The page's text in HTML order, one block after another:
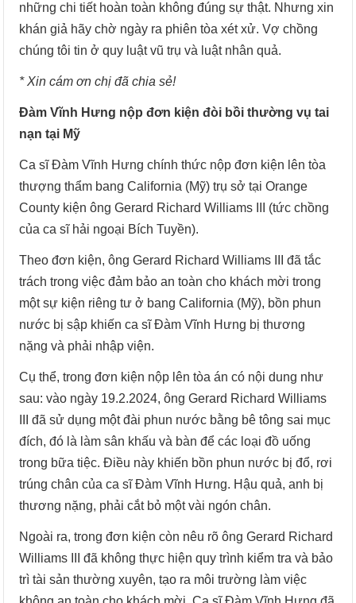
những chi tiết hoàn toàn không đúng sự thật. Nhưng xin
khán giả hãy chờ ngày ra phiên tòa xét xử. Vợ chồng
chúng tôi tin ở quy luật vũ trụ và luật nhân quả.
* Xin cám ơn chị đã chia sẻ!
Đàm Vĩnh Hưng nộp đơn kiện đòi bồi thường vụ tai
nạn tại Mỹ
Ca sĩ Đàm Vĩnh Hưng chính thức nộp đơn kiện lên tòa
thượng thẩm bang California (Mỹ) trụ sở tại Orange
County kiện ông Gerard Richard Williams III (tức chồng
của ca sĩ hải ngoại Bích Tuyền).
Theo đơn kiện, ông Gerard Richard Williams III đã tắc
trách trong việc đảm bảo an toàn cho khách mời trong
một sự kiện riêng tư ở bang California (Mỹ), bồn phun
nước bị sập khiến ca sĩ Đàm Vĩnh Hưng bị thương
nặng và phải nhập viện.
Cụ thể, trong đơn kiện nộp lên tòa án có nội dung như
sau: vào ngày 19.2.2024, ông Gerard Richard Williams
III đã sử dụng một đài phun nước bằng bê tông sai mục
đích, đó là làm sân khấu và bàn để các loại đồ uống
trong bữa tiệc. Điều này khiến bồn phun nước bị đổ, rơi
trúng chân của ca sĩ Đàm Vĩnh Hưng. Hậu quả, anh bị
thương nặng, phải cắt bỏ một vài ngón chân.
Ngoài ra, trong đơn kiện còn nêu rõ ông Gerard Richard
Williams III đã không thực hiện quy trình kiểm tra và bảo
trì tài sản thường xuyên, tạo ra môi trường làm việc